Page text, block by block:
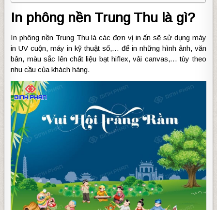
In phông nền Trung Thu là gì?
In phông nền Trung Thu là các đơn vị in ấn sẽ sử dụng máy
in UV cuộn, máy in kỹ thuật số,… để in những hình ảnh, văn
bản, màu sắc lên chất liệu bạt hiflex, vải canvas,… tùy theo
nhu cầu của khách hàng.